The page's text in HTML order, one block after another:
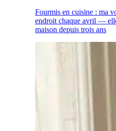
Fourmis en cuisine : ma
endroit chaque avril —
maison depuis trois ans